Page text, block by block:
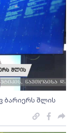
ბარიერს შლის